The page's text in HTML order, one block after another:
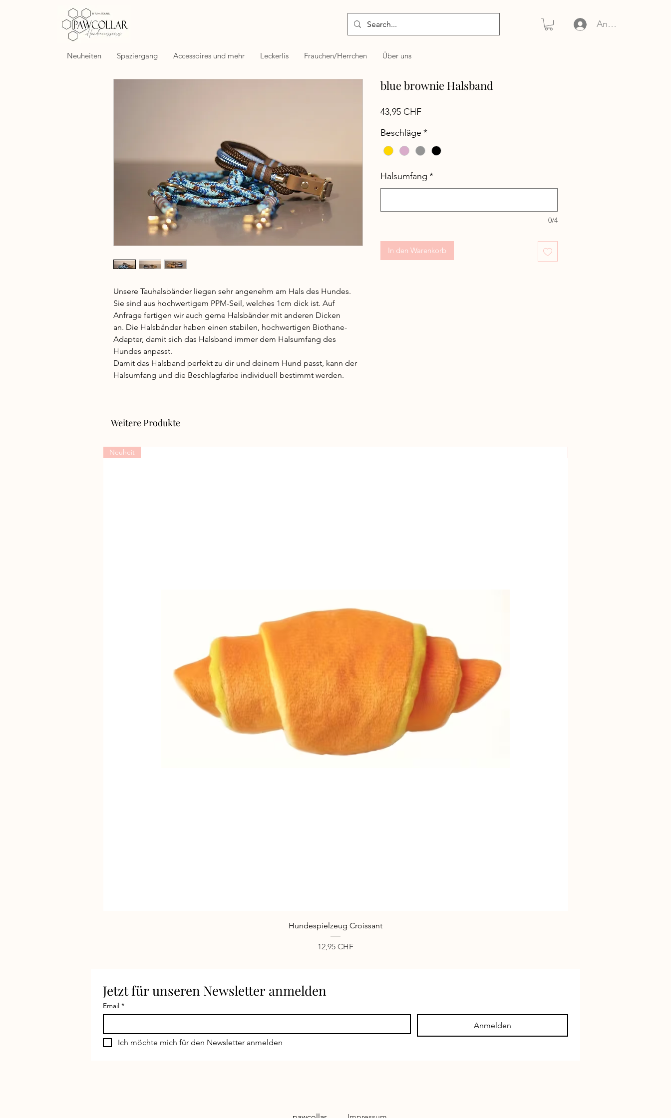
Anmelden
Neuheiten Spaziergang Accessoires und mehr Leckerlis Frauchen/Herrchen Über uns
Unsere Tauhalsbänder liegen sehr angenehm am Hals des Hundes.
Sie sind aus hochwertigem PPM-Seil, welches 1cm dick ist. Auf
Anfrage fertigen wir auch gerne Halsbänder mit anderen Dicken
an. Die Halsbänder haben einen stabilen, hochwertigen Biothane-
Adapter, damit sich das Halsband immer dem Halsumfang des
Hundes anpasst.
Damit das Halsband perfekt zu dir und deinem Hund passt, kann der
Halsumfang und die Beschlagfarbe individuell bestimmt werden.
blue brownie Halsband
43,95 CHFPreis
Beschläge *
Halsumfang *
0/4
In den Warenkorb
Weitere Produkte
Schnellansicht
Neuheit
Hundespielzeug Croissant
Preis
12,95 CHF
Jetzt für unseren Newsletter anmelden
Email *
Anmelden
Ich möchte mich für den Newsletter anmelden